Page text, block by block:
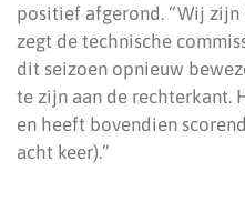
positief afgerond. “Wij zijn
zegt de technische
dit seizoen opnieuw
te zijn aan de rechterkant.
en heeft bovendien
acht keer).”